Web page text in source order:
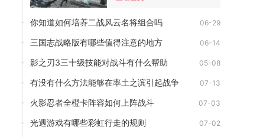
你知道如何培养二战风云名将组合吗 06-29
三国志战略版有哪些值得注意的地方 06-14
影之刃3三十级技能对战斗有什么帮助 05-08
有没有什么方法能够在率土之滨引起战争 07-13
火影忍者全橙卡阵容如何上阵战斗 07-03
光遇游戏有哪些彩虹行走的规则 07-02